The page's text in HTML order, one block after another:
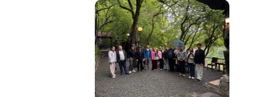
imsakiyesi (Türkmenistan)